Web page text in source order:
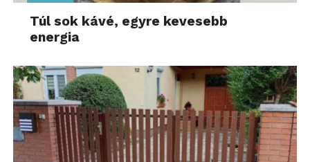
Túl sok kávé, egyre kevesebb
energia